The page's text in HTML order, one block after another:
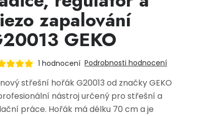
zapalování
GEKO
1 hodnocení Podrobnosti hodnocení
střešní hořák G20013 od značky GEKO
nástroj určený pro střešní a
práce. Hořák má délku 70 cm a je